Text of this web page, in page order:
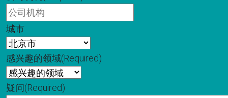
城市
感兴趣的领域(Required)
疑问(Required)